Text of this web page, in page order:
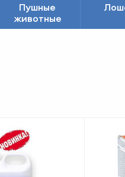
Пушные
животные